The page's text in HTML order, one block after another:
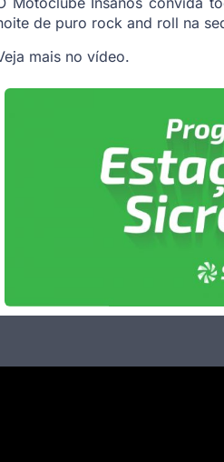
de puro rock and roll na
mais no vídeo.